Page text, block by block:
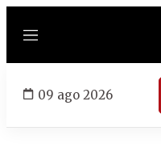
Menú
09 ago 2026